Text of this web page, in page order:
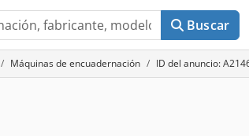
Buscar
Máquinas de encuadernación ID del anuncio: